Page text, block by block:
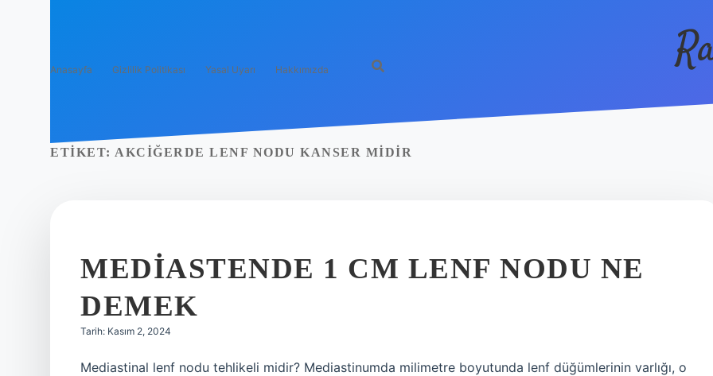
Anasayfa Gizlilik Politikası Yasal Uyarı Hakkımızda
ETIKET: AKCIĞERDE LENF NODU KANSER MIDIR
MEDIASTENDE 1 CM LENF NODU NE
DEMEK
Tarih: Kasım 2, 2024
Mediastinal lenf nodu tehlikeli midir? Mediastinumda milimetre boyutunda lenf düğümlerinin varlığı, o